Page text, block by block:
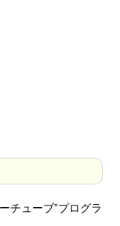
チューブ”プログラ